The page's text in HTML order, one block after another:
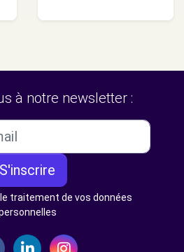
à notre newsletter :
S'inscrire
traitement de vos données